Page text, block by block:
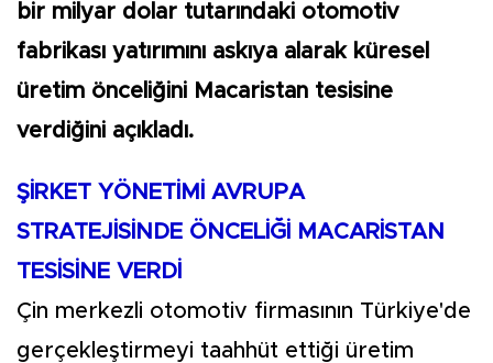
bir milyar dolar tutarındaki otomotiv
fabrikası yatırımını askıya alarak küresel
üretim önceliğini Macaristan tesisine
verdiğini açıkladı.
ŞİRKET YÖNETİMİ AVRUPA
STRATEJİSİNDE ÖNCELİĞİ MACARİSTAN
TESİSİNE VERDİ
Çin merkezli otomotiv firmasının Türkiye'de
gerçekleştirmeyi taahhüt ettiği üretim